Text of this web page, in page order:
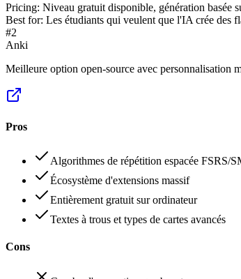
Pricing: Niveau gratuit disponible, génération basée
Best for: Les étudiants qui veulent que l'IA crée des
#2
Anki
Meilleure option open-source avec personnalisation
Pros
Algorithmes de répétition espacée FSRS/
Écosystème d'extensions massif
Entièrement gratuit sur ordinateur
Textes à trous et types de cartes avancés
Cons